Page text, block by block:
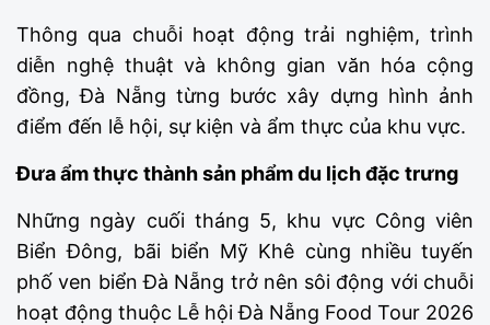
Thông qua chuỗi hoạt động trải nghiệm, trình
diễn nghệ thuật và không gian văn hóa cộng
đồng, Đà Nẵng từng bước xây dựng hình ảnh
điểm đến lễ hội, sự kiện và ẩm thực của khu vực.
Đưa ẩm thực thành sản phẩm du lịch đặc trưng
Những ngày cuối tháng 5, khu vực Công viên
Biển Đông, bãi biển Mỹ Khê cùng nhiều tuyến
phố ven biển Đà Nẵng trở nên sôi động với chuỗi
hoạt động thuộc Lễ hội Đà Nẵng Food Tour 2026